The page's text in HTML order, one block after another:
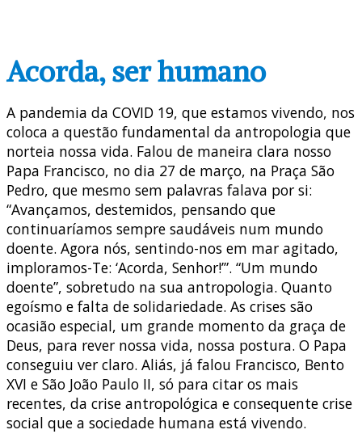
Acorda, ser humano
A pandemia da COVID 19, que estamos vivendo, nos
coloca a questão fundamental da antropologia que
norteia nossa vida. Falou de maneira clara nosso
Papa Francisco, no dia 27 de março, na Praça São
Pedro, que mesmo sem palavras falava por si:
“Avançamos, destemidos, pensando que
continuaríamos sempre saudáveis num mundo
doente. Agora nós, sentindo-nos em mar agitado,
imploramos-Te: ‘Acorda, Senhor!’”. “Um mundo
doente”, sobretudo na sua antropologia. Quanto
egoísmo e falta de solidariedade. As crises são
ocasião especial, um grande momento da graça de
Deus, para rever nossa vida, nossa postura. O Papa
conseguiu ver claro. Aliás, já falou Francisco, Bento
XVI e São João Paulo II, só para citar os mais
recentes, da crise antropológica e consequente crise
social que a sociedade humana está vivendo.